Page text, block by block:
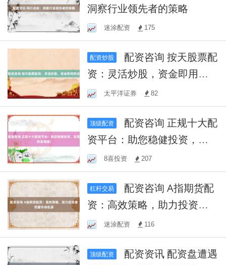
洞察行业领先者的策略
迷涂配资 175
配资炒股
资：灵活炒股，资金即用即
还
太平洋证券 82
顶级配资
资平台：助您稳健投资，实
现财富增值！
8喜投资 207
杠杆交易
资：高效策略，助力投资者
把握市场机遇
迷涂配资 116
顶级配资